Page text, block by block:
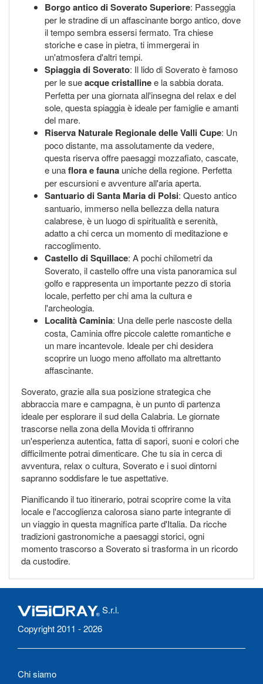
Borgo antico di Soverato Superiore: Passeggia
per le stradine di un affascinante borgo antico, dove
il tempo sembra essersi fermato. Tra chiese
storiche e case in pietra, ti immergerai in
un'atmosfera d'altri tempi.
Spiaggia di Soverato: Il lido di Soverato è famoso
per le sueacque cristallinee la sabbia dorata.
Perfetta per una giornata all'insegna del relax e del
sole, questa spiaggia è ideale per famiglie e amanti
del mare.
Riserva Naturale Regionale delle Valli Cupe: Un
poco distante, ma assolutamente da vedere,
questa riserva offre paesaggi mozzafiato, cascate,
e unaflora e fauna uniche della regione. Perfetta
per escursioni e avventure all'aria aperta.
Santuario di Santa Maria di Polsi: Questo antico
santuario, immerso nella bellezza della natura
calabrese, è un luogo di spiritualità e serenità,
adatto a chi cerca un momento di meditazione e
raccoglimento.
Castello di Squillace: A pochi chilometri da
Soverato, il castello offre una vista panoramica sul
golfo e rappresenta un importante pezzo di storia
locale, perfetto per chi ama la cultura e
l'archeologia.
Località Caminia: Una delle perle nascoste della
costa, Caminia offre piccole calette romantiche e
un mare incantevole. Ideale per chi desidera
scoprire un luogo meno affollato ma altrettanto
affascinante.
Soverato, grazie alla sua posizione strategica che
abbraccia mare e campagna, è un punto di partenza
ideale per esplorare il sud della Calabria. Le giornate
trascorse nella zona della Movida ti offriranno
un'esperienza autentica, fatta di sapori, suoni e colori che
difficilmente potrai dimenticare. Che tu sia in cerca di
avventura, relax o cultura, Soverato e i suoi dintorni
sapranno soddisfare le tue aspettative.
Pianificando il tuo itinerario, potrai scoprire come la vita
locale e l'accoglienza calorosa siano parte integrante di
un viaggio in questa magnifica parte d'Italia. Da ricche
tradizioni gastronomiche a paesaggi storici, ogni
momento trascorso a Soverato si trasforma in un ricordo
da custodire.
S.r.l.
Copyright 2011 - 2026
Chi siamo